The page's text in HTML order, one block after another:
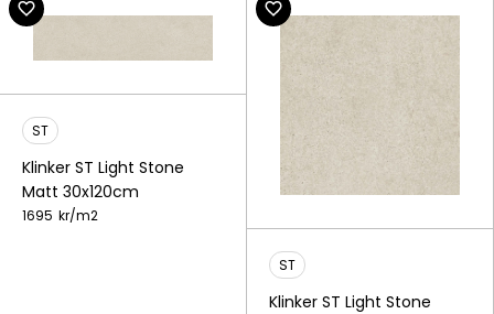
ST
Klinker ST Light Stone
Matt 30x120cm
1695 kr/m2
ST
Klinker ST Light Stone